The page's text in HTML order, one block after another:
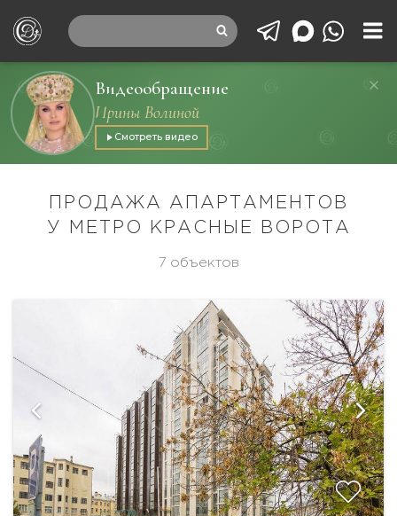
Видеообращение
Ирины Волиной
Смотреть видео
ПРОДАЖА АПАРТАМЕНТОВ
У МЕТРО КРАСНЫЕ ВОРОТА
7 объектов